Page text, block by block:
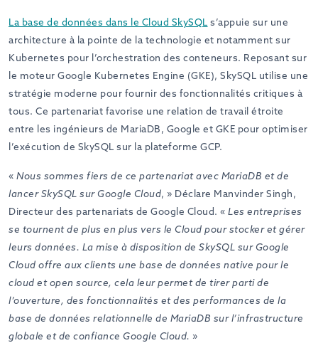
La base de données dans le Cloud SkySQL s’appuie sur une
architecture à la pointe de la technologie et notamment sur
Kubernetes pour l’orchestration des conteneurs. Reposant sur
le moteur Google Kubernetes Engine (GKE), SkySQL utilise une
stratégie moderne pour fournir des fonctionnalités critiques à
tous. Ce partenariat favorise une relation de travail étroite
entre les ingénieurs de MariaDB, Google et GKE pour optimiser
l’exécution de SkySQL sur la plateforme GCP.
« Nous sommes fiers de ce partenariat avec MariaDB et de
lancer SkySQL sur Google Cloud, » Déclare Manvinder Singh,
Directeur des partenariats de Google Cloud. « Les entreprises
se tournent de plus en plus vers le Cloud pour stocker et gérer
leurs données. La mise à disposition de SkySQL sur Google
Cloud offre aux clients une base de données native pour le
cloud et open source, cela leur permet de tirer parti de
l’ouverture, des fonctionnalités et des performances de la
base de données relationnelle de MariaDB sur l’infrastructure
globale et de confiance Google Cloud. »